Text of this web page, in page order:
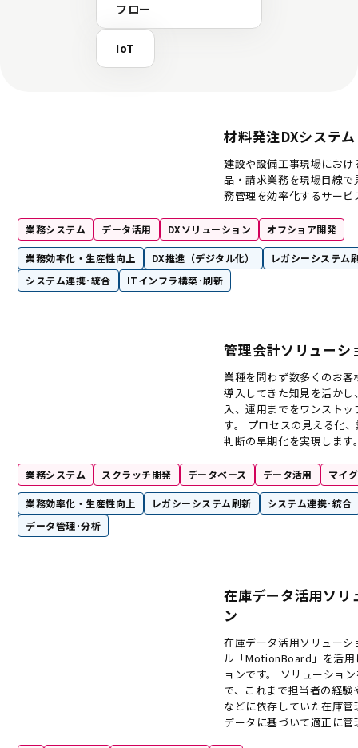
フロー
IoT
材料発注DXシステ
建設や設備工事現場におけ
品・請求業務を現場目線で
務管理を効率化するサービ
業務システム データ活用 DXソリューション オフショア開発
業務効率化・生産性向上 DX推進（デジタル化）
レガシーシステム
システム連携･統合
ITインフラ構築･刷新
管理会計ソリューシ
業種を問わず数多くのお
導入してきた知見を活かし
入、運用までをワンスト
す。 プロセスの見える化
判断の早期化を実現します
業務システム スクラッチ開発 データベース データ活用 マイ
業務効率化・生産性向上 レガシーシステム刷新
システム連携･統合
データ管理･分析
在庫データ活用ソリ
ン
在庫データ活用ソリューシ
ル「MotionBoard」を活用
ョンです。 ソリューショ
で、これまで担当者の経験
などに依存していた在庫
データに基づいて適正に